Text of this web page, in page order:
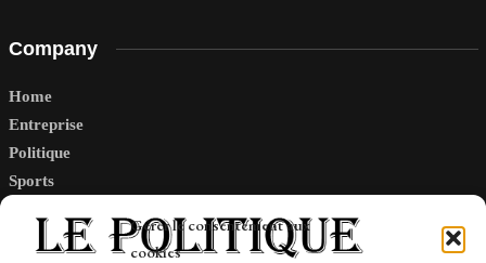
Gérer le consentement aux
cookies
Company
Home
Entreprise
Politique
Sports